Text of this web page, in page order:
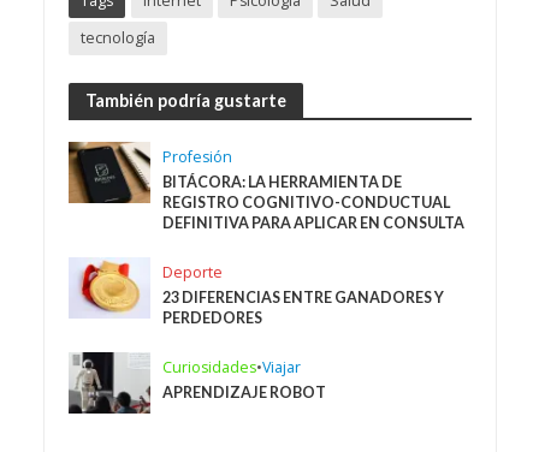
tecnología
También podría gustarte
Profesión
BITÁCORA: LA HERRAMIENTA DE
REGISTRO COGNITIVO-CONDUCTUAL
DEFINITIVA PARA APLICAR EN CONSULTA
Deporte
23 DIFERENCIAS ENTRE GANADORES Y
PERDEDORES
Curiosidades•Viajar
APRENDIZAJE ROBOT